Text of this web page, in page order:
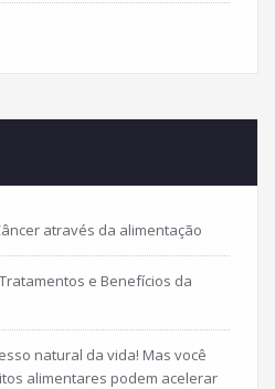
através da alimentação
e Benefícios da
natural da vida! Mas você
alimentares podem acelerar